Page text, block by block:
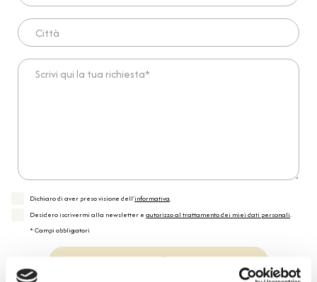
Città
Scrivi qui la tua richiesta*
Dichiaro di aver preso visione dell'informativa.
Desidero iscrivermi alla newsletter e autorizzo al trattamento dei miei dati personali.
* Campi obbligatori
Invia richiesta